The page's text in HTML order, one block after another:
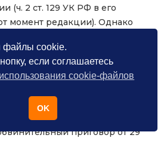
(ч. 2 ст. 129 УК РФ в его
момент редакции). Однако
Заявителя к освобождению
тем, что «его действия больше
для общества».
решил снять с Заявителя
ходатайство о прекращении
же день Зареченский районный
приговор от 29
файлы cookie.
если соглашаетесь
cookie-файлов
OK